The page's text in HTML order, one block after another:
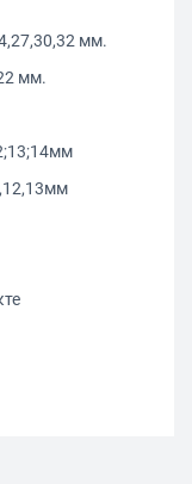
мм.
мм.